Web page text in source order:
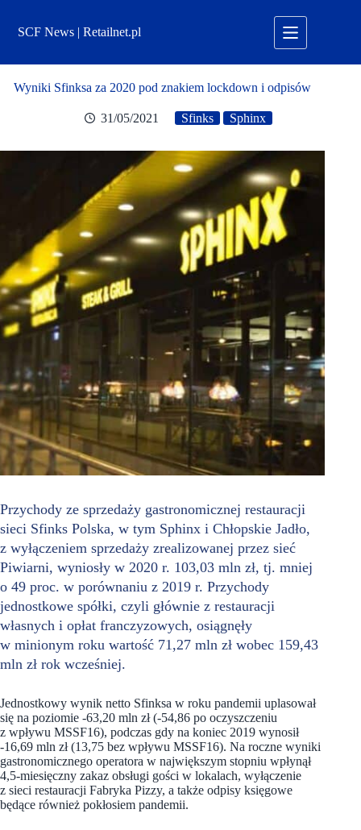
treściSCF News | Retailnet.pl
Wyniki Sfinksa za 2020 pod znakiem lockdown i odpisów
31/05/2021 Sfinks Sphinx
Przychody ze sprzedaży gastronomicznej restauracji
sieci Sfinks Polska, w tym Sphinx i Chłopskie Jadło,
z wyłączeniem sprzedaży zrealizowanej przez sieć
Piwiarni, wyniosły w 2020 r. 103,03 mln zł, tj. mniej
o 49 proc. w porównaniu z 2019 r. Przychody
jednostkowe spółki, czyli głównie z restauracji
własnych i opłat franczyzowych, osiągnęły
w minionym roku wartość 71,27 mln zł wobec 159,43
mln zł rok wcześniej.
Jednostkowy wynik netto Sfinksa w roku pandemii uplasował
się na poziomie -63,20 mln zł (-54,86 po oczyszczeniu
z wpływu MSSF16), podczas gdy na koniec 2019 wynosił
-16,69 mln zł (13,75 bez wpływu MSSF16). Na roczne wyniki
gastronomicznego operatora w największym stopniu wpłynął
4,5-miesięczny zakaz obsługi gości w lokalach, wyłączenie
z sieci restauracji Fabryka Pizzy, a także odpisy księgowe
będące również pokłosiem pandemii.